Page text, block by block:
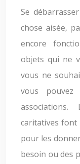
Se
chose aisée,
encore
objets qui ne
vous ne
vous
associations.
caritatives font
pour les
besoin ou des